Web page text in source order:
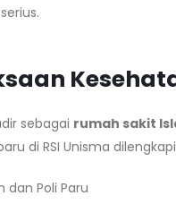
sebagai rumah sakit
di RSI Unisma
dan Poli Paru